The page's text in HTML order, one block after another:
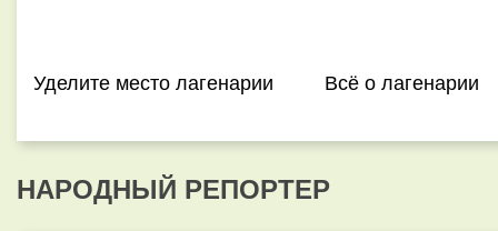
Уделите место лагенарии Всё о лагенарии
НАРОДНЫЙ РЕПОРТЕР